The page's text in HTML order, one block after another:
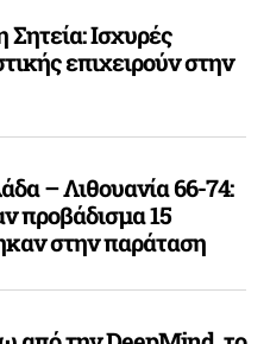
Ισχυρές
επιχειρούν στην
– Λιθουανία 66-74:
προβάδισμα 15
στην παράταση